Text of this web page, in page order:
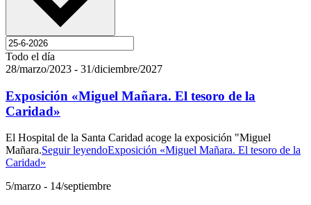
Todo el día
28/marzo/2023 - 31/diciembre/2027
Exposición «Miguel Mañara. El tesoro de la
Caridad»
El Hospital de la Santa Caridad acoge la exposición "Miguel
Mañara.Seguir leyendoExposición «Miguel Mañara. El tesoro de la
Caridad»
5/marzo - 14/septiembre